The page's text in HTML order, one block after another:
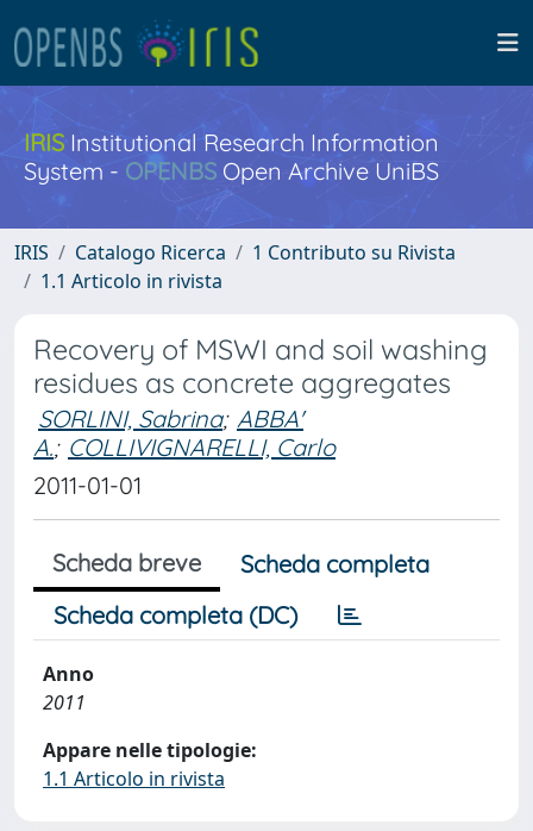
IRISInstitutional Research Information
System - OPENBS Open Archive UniBS
IRIS Catalogo Ricerca
1 Contributo su Rivista
1.1 Articolo in rivista
Recovery of MSWI and soil washing
residues as concrete aggregates
SORLINI, Sabrina; ABBA'
A.; COLLIVIGNARELLI, Carlo
2011-01-01
Scheda breve
Scheda completa
Scheda completa (DC)
Anno
2011
Appare nelle tipologie:
1.1 Articolo in rivista